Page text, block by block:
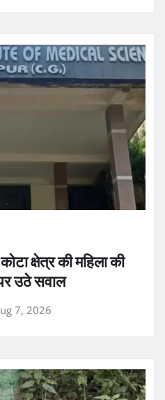
क्षेत्र की महिला की
उठे सवाल
7, 2026